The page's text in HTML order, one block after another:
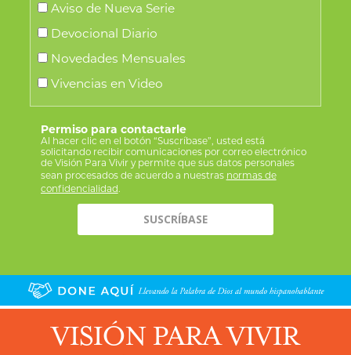
Aviso de Nueva Serie
Devocional Diario
Novedades Mensuales
Vivencias en Video
Permiso para contactarle
Al hacer clic en el botón “Suscríbase”, usted está
solicitando recibir comunicaciones por correo electrónico
de Visión Para Vivir y permite que sus datos personales
sean procesados de acuerdo a nuestras normas de
confidencialidad.
VISIÓN PARA VIVIR